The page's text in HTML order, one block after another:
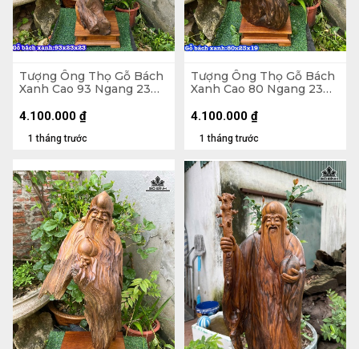
Tượng Ông Thọ Gỗ Bách
Xanh Cao 93 Ngang 23
1 tháng trước
4.100.000 ₫
Tượng Ông Thọ Gỗ Bách
Xanh Cao 80 Ngang 23
1 tháng trước
4.100.000 ₫